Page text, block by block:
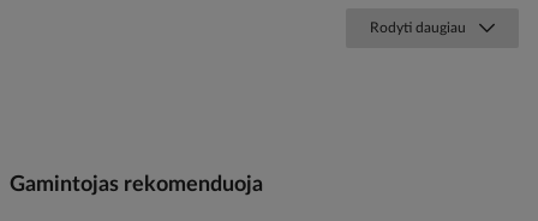
Rodyti daugiau
Gamintojas rekomenduoja